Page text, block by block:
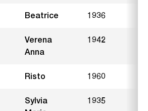
Beatrice 1936
Verena
Anna
1942
Risto 1960
Sylvia
1935